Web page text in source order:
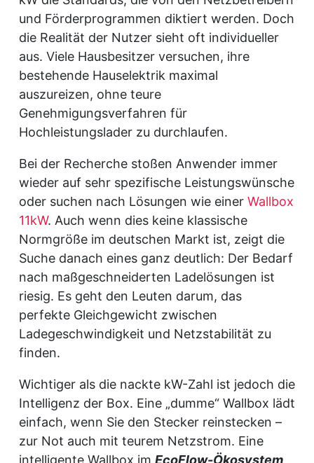
und Förderprogrammen diktiert werden. Doch
die Realität der Nutzer sieht oft individueller
aus. Viele Hausbesitzer versuchen, ihre
bestehende Hauselektrik maximal
auszureizen, ohne teure
Genehmigungsverfahren für
Hochleistungslader zu durchlaufen.
Bei der Recherche stoßen Anwender immer
wieder auf sehr spezifische Leistungswünsche
oder suchen nach Lösungen wie einer Wallbox
11kW. Auch wenn dies keine klassische
Normgröße im deutschen Markt ist, zeigt die
Suche danach eines ganz deutlich: Der Bedarf
nach maßgeschneiderten Ladelösungen ist
riesig. Es geht den Leuten darum, das
perfekte Gleichgewicht zwischen
Ladegeschwindigkeit und Netzstabilität zu
finden.
Wichtiger als die nackte kW-Zahl ist jedoch die
Intelligenz der Box. Eine „dumme“ Wallbox lädt
einfach, wenn Sie den Stecker reinstecken –
zur Not auch mit teurem Netzstrom. Eine
intelligente Wallbox im EcoFlow-Ökosystem